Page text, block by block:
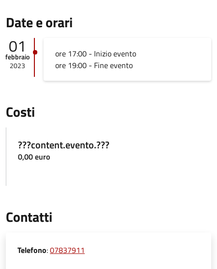
Date e orari
01
febbraio
2023
ore 17:00 - Inizio evento
ore 19:00 - Fine evento
Costi
???content.evento.???
0,00 euro
Contatti
Telefono:07837911